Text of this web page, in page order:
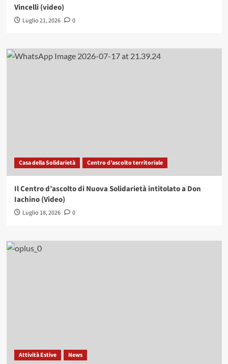
Vincelli (video)
Luglio 21, 2026 0
Casa della Solidarietà Centro d’ascolto territoriale
Il Centro d’ascolto di Nuova Solidarietà intitolato a Don
Iachino (Video)
Luglio 18, 2026 0
Attività Estive News